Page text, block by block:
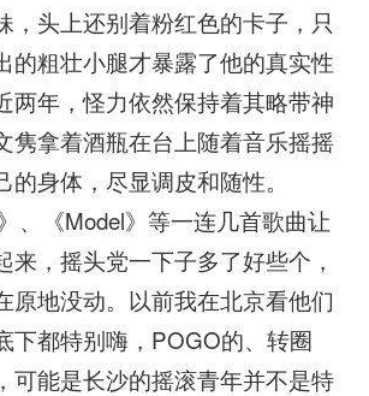
，头上还别着粉红色的卡子，只
的粗壮小腿才暴露了他的真实性
两年，怪力依然保持着其略带神
隽拿着酒瓶在台上随着音乐摇摇
身体，尽显调皮和随性。
、《Model》等一连几首歌曲让
来，摇头党一下子多了好些个，
原地没动。以前我在北京看他们
下都特别嗨，POGO的、转圈
可能是长沙的摇滚青年并不是特